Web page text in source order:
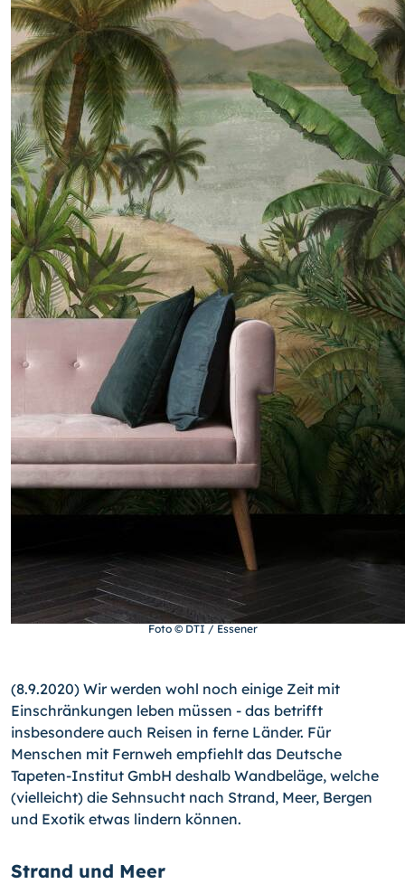
Foto © DTI / Essener
(8.9.2020) Wir werden wohl noch einige Zeit mit
Einschränkungen leben müssen - das betrifft
insbesondere auch Reisen in ferne Länder. Für
Menschen mit Fernweh empfiehlt das Deutsche
Tapeten-Institut GmbH deshalb Wandbeläge, welche
(vielleicht) die Sehnsucht nach Strand, Meer, Bergen
und Exotik etwas lindern können.
Strand und Meer